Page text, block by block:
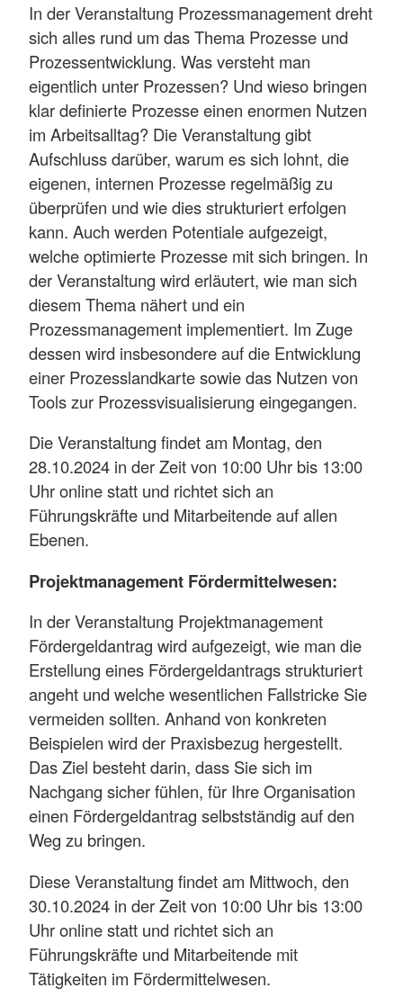
In der Veranstaltung Prozessmanagement dreht
sich alles rund um das Thema Prozesse und
Prozessentwicklung. Was versteht man
eigentlich unter Prozessen? Und wieso bringen
klar definierte Prozesse einen enormen Nutzen
im Arbeitsalltag? Die Veranstaltung gibt
Aufschluss darüber, warum es sich lohnt, die
eigenen, internen Prozesse regelmäßig zu
überprüfen und wie dies strukturiert erfolgen
kann. Auch werden Potentiale aufgezeigt,
welche optimierte Prozesse mit sich bringen. In
der Veranstaltung wird erläutert, wie man sich
diesem Thema nähert und ein
Prozessmanagement implementiert. Im Zuge
dessen wird insbesondere auf die Entwicklung
einer Prozesslandkarte sowie das Nutzen von
Tools zur Prozessvisualisierung eingegangen.
Die Veranstaltung findet am Montag, den
28.10.2024 in der Zeit von 10:00 Uhr bis 13:00
Uhr online statt und richtet sich an
Führungskräfte und Mitarbeitende auf allen
Ebenen.
Projektmanagement Fördermittelwesen:
In der Veranstaltung Projektmanagement
Fördergeldantrag wird aufgezeigt, wie man die
Erstellung eines Fördergeldantrags strukturiert
angeht und welche wesentlichen Fallstricke Sie
vermeiden sollten. Anhand von konkreten
Beispielen wird der Praxisbezug hergestellt.
Das Ziel besteht darin, dass Sie sich im
Nachgang sicher fühlen, für Ihre Organisation
einen Fördergeldantrag selbstständig auf den
Weg zu bringen.
Diese Veranstaltung findet am Mittwoch, den
30.10.2024 in der Zeit von 10:00 Uhr bis 13:00
Uhr online statt und richtet sich an
Führungskräfte und Mitarbeitende mit
Tätigkeiten im Fördermittelwesen.